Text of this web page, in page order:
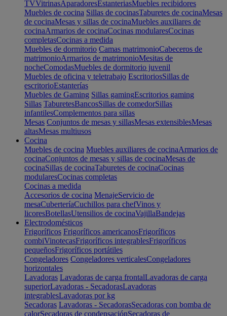
TVVitrinasAparadoresEstanteriasMuebles recibidores
Muebles de cocina Sillas de cocinasTaburetes de cocinaMesas
de cocinaMesas y sillas de cocinaMuebles auxiliares de
cocinaArmarios de cocinaCocinas modularesCocinas
completasCocinas a medida
Muebles de dormitorio Camas matrimonioCabeceros de
matrimonioArmarios de matrimonioMesitas de
nocheComodasMuebles de dormitorio juvenil
Muebles de oficina y teletrabajo EscritoriosSillas de
escritorioEstanterías
Muebles de Gaming Sillas gamingEscritorios gaming
Sillas TaburetesBancosSillas de comedorSillas
infantilesComplementos para sillas
Mesas Conjuntos de mesas y sillasMesas extensiblesMesas
altasMesas multiusos
Cocina
Muebles de cocina Muebles auxiliares de cocinaArmarios de
cocinaConjuntos de mesas y sillas de cocinaMesas de
cocinaSillas de cocinaTaburetes de cocinaCocinas
modularesCocinas completas
Cocinas a medida
Accesorios de cocina MenajeServicio de
mesaCuberteríaCuchillos para chefVinos y
licoresBotellasUtensilios de cocinaVajillaBandejas
Electrodomésticos
Frigoríficos Frigoríficos americanosFrigoríficos
combiVinotecasFrigoríficos integrablesFrigoríficos
pequeñosFrigoríficos portátiles
Congeladores Congeladores verticalesCongeladores
horizontales
Lavadoras Lavadoras de carga frontalLavadoras de carga
superiorLavadoras - SecadorasLavadoras
integrablesLavadoras por kg
Secadoras Lavadoras - SecadorasSecadoras con bomba de
calorSecadoras de condensaciónSecadoras de